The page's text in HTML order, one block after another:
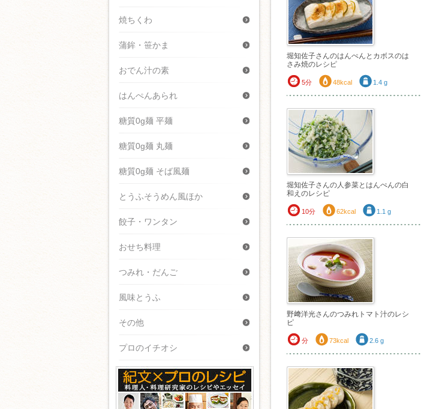
堀知佐子さんのはんぺんとカボスのは
さみ焼のレシピ
5分 48kcal 1.4 g
堀知佐子さんの人参菜とはんぺんの白
和えのレシピ
10分 62kcal 1.1 g
野﨑洋光さんのつみれトマト汁のレシ
ピ
分 73kcal 2.6 g
焼ちくわ
蒲鉾・笹かま
おでん汁の素
はんぺんあられ
糖質0g麺 平麺
糖質0g麺 丸麺
糖質0g麺 そば風麺
とうふそうめん風ほか
餃子・ワンタン
おせち料理
つみれ・だんご
風味とうふ
その他
プロのイチオシ